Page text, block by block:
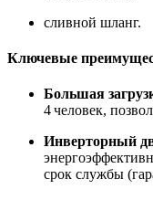
сливной шланг.
Ключевые
Большая
4 человек,
Инверторный
срок службы